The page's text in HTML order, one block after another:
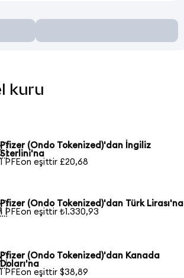
kuru
Pfizer (Ondo Tokenized)'dan İngiliz
Sterlini'na
1 PFEon eşittir £20,68
Pfizer (Ondo Tokenized)'dan Türk Lirası'na
1 PFEon eşittir ₺1.330,93
Pfizer (Ondo Tokenized)'dan Kanada
Doları'na
1 PFEon eşittir $38,89